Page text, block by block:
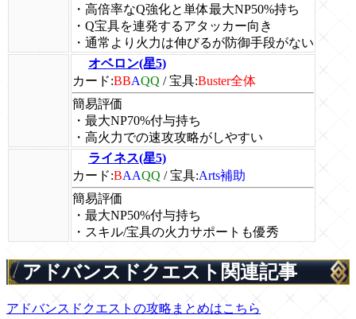
・高倍率なQ強化と単体最大NP50%持ち
・Q宝具を連発するアタッカー向き
・通常より火力は伸びるが防御手段がない
オベロン(星5)
カード:BBAQQ /宝具:Buster全体
簡易評価
・最大NP70%付与持ち
・高火力での速攻攻略がしやすい
ライネス(星5)
カード:BAAQQ /宝具:Arts補助
簡易評価
・最大NP50%付与持ち
・スキル/宝具の火力サポートも優秀
アドバンスドクエスト関連記事
アドバンスドクエストの攻略まとめはこちら